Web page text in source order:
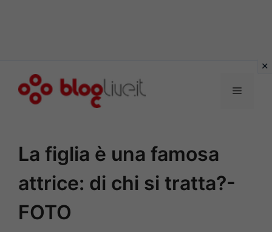
Menu
La figlia è una famosa
attrice: di chi si tratta?-
FOTO